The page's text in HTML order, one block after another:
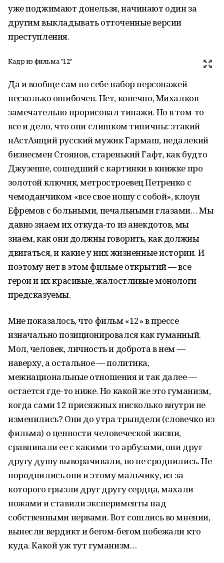
уже поджимают донельзя, начинают один за
другим выкладывать отточенные версии
преступления.
Кадр из фильма "12"
Да и вообще сам по себе набор персонажей
несколько ошибочен. Нет, конечно, Михалков
замечательно прорисовал типажи. Но в том-то
все и дело, что они слишком типичны: этакий
нАстАящий русский мужик Гармаш, недалекий
бизнесмен Стоянов, старенький Гафт, как будто
Джузеппе, сошедший с картинки в книжке про
золотой ключик, метростроевец Петренко с
чемоданчиком «все свое ношу с собой», клоун
Ефремов с больными, печальными глазами… Мы
давно знаем их откуда-то из анекдотов, мы
знаем, как они должны говорить, как должны
двигаться, и какие у них жизненные истории. И
поэтому нет в этом фильме открытий — все
герои и их красивые, жалостливые монологи
предсказуемы.
Мне показалось, что фильм «12» в прессе
изначально позиционировался как гуманный.
Мол, человек, личность и доброта в нем —
наверху, а остальное — политика,
межнациональные отношения и так далее —
остается где-то ниже. Но какой же это гуманизм,
когда сами 12 присяжных нисколько внутри не
изменились? Они до утра трындели (словечко из
фильма) о ценности человеческой жизни,
сравнивали ее с какими-то арбузами, они друг
другу душу выворачивали, но не сроднились. Не
породнились они и этому мальчику, из-за
которого грызли друг другу сердца, махали
ножами и ставили эксперименты над
собственными нервами. Вот сошлись во мнении,
вынесли вердикт и бегом-бегом побежали кто
куда. Какой уж тут гуманизм…